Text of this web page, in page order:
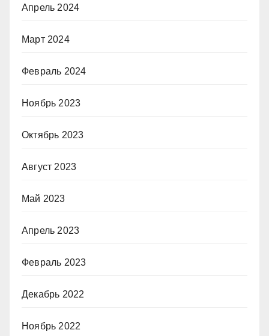
Апрель 2024
Март 2024
Февраль 2024
Ноябрь 2023
Октябрь 2023
Август 2023
Май 2023
Апрель 2023
Февраль 2023
Декабрь 2022
Ноябрь 2022